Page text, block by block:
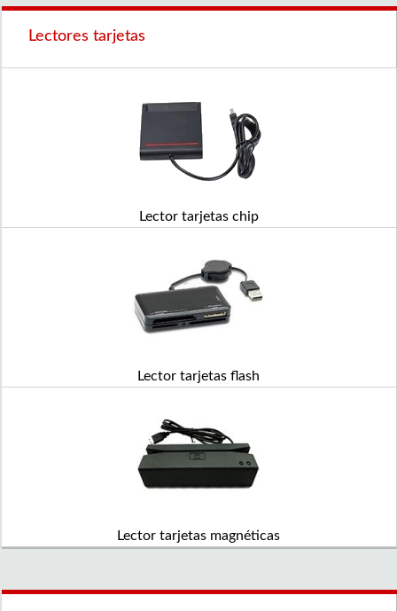
Lectores tarjetas
Lector tarjetas chip
Lector tarjetas flash
Lector tarjetas magnéticas